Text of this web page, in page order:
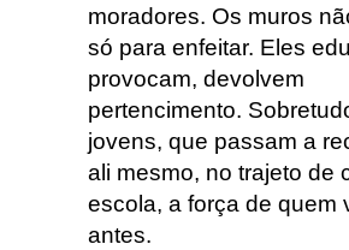
moradores. Os muros
só para enfeitar. Eles
provocam, devolvem
pertencimento.
jovens, que passam a
ali mesmo, no trajeto de
escola, a força de quem
antes.